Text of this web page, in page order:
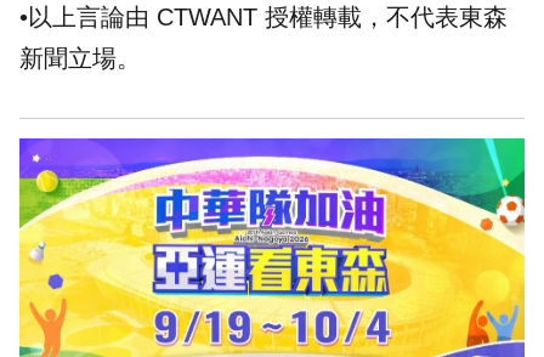
•以上言論由 CTWANT 授權轉載，不代表東森
新聞立場。